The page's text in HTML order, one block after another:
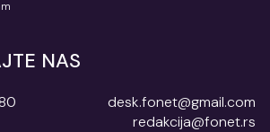
NAS
desk.fonet@gmail.com
redakcija@fonet.rs